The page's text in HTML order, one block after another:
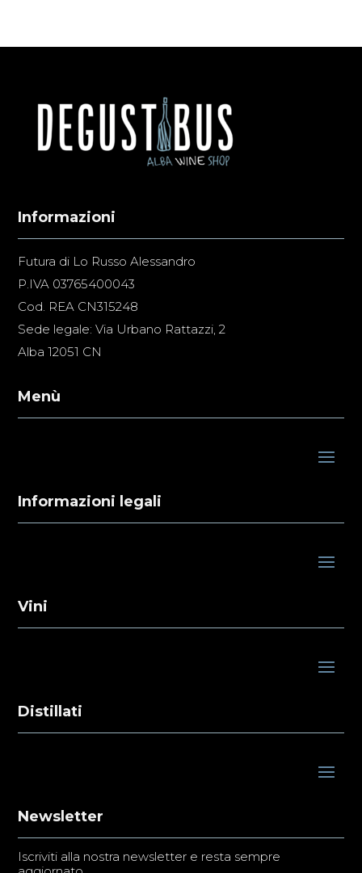
Informazioni
Futura di Lo Russo Alessandro
P.IVA 03765400043
Cod. REA CN315248
Sede legale: Via Urbano Rattazzi, 2
Alba 12051 CN
Menù
Informazioni legali
Vini
Distillati
Newsletter
Iscriviti alla nostra newsletter e resta sempre